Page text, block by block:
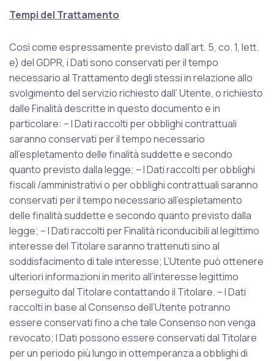
Tempi del Trattamento
Così come espressamente previsto dall’art. 5, co. 1, lett.
e) del GDPR, i Dati sono conservati per il tempo
necessario al Trattamento degli stessi in relazione allo
svolgimento del servizio richiesto dall’ Utente, o richiesto
dalle Finalità descritte in questo documento e in
particolare: – I Dati raccolti per obblighi contrattuali
saranno conservati per il tempo necessario
all’espletamento delle finalità suddette e secondo
quanto previsto dalla legge; – I Dati raccolti per obblighi
fiscali /amministrativi o per obblighi contrattuali saranno
conservati per il tempo necessario all’espletamento
delle finalità suddette e secondo quanto previsto dalla
legge; – I Dati raccolti per Finalità riconducibili al legittimo
interesse del Titolare saranno trattenuti sino al
soddisfacimento di tale interesse; L’Utente può ottenere
ulteriori informazioni in merito all’interesse legittimo
perseguito dal Titolare contattando il Titolare. – I Dati
raccolti in base al Consenso dell’Utente potranno
essere conservati fino a che tale Consenso non venga
revocato; I Dati possono essere conservati dal Titolare
per un periodo più lungo in ottemperanza a obblighi di